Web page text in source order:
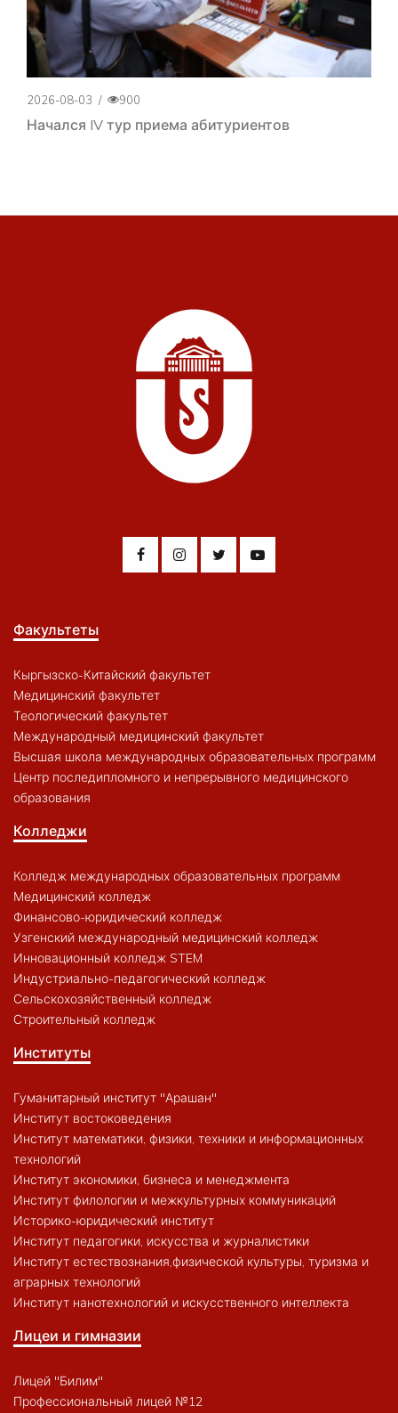
2026-08-03 / 900
Начался IV тур приема абитуриентов
Факультеты
Кыргызско-Китайский факультет
Медицинский факультет
Теологический факультет
Международный медицинский факультет
Высшая школа международных образовательных программ
Центр последипломного и непрерывного медицинского
образования
Колледжи
Колледж международных образовательных программ
Медицинский колледж
Финансово-юридический колледж
Узгенский международный медицинский колледж
Инновационный колледж STEM
Индустриально-педагогический колледж
Сельскохозяйственный колледж
Строительный колледж
Институты
Гуманитарный институт "Арашан"
Институт востоковедения
Институт математики, физики, техники и информационных
технологий
Институт экономики, бизнеса и менеджмента
Институт филологии и межкультурных коммуникаций
Историко-юридический институт
Институт педагогики, искусства и журналистики
Институт естествознания,физической культуры, туризма и
аграрных технологий
Институт нанотехнологий и искусственного интеллекта
Лицеи и гимназии
Лицей "Билим"
Профессиональный лицей №12